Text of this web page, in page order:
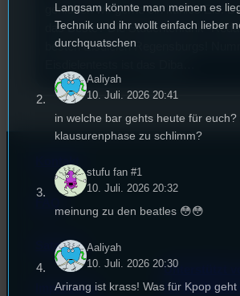
genießen wir gerne ein kühles Eis.
das Beste? Die Studentenfunk-
besten Eisdielen Regensburgs!
Satzung
Impressum
Unterstützt
für
Langsam könnte man meinen es
Technik und ihr wollt einfach lieber
durchquatschen
Aaliyah
10. Juli. 2026 20:41
in welche bar gehts heute für euch?
klausurenphase zu schlimm?
stufu fan #1
10. Juli. 2026 20:32
meinung zu den beatles 😳😳
Aaliyah
10. Juli. 2026 20:30
Arirang ist krass! Was für Kpop